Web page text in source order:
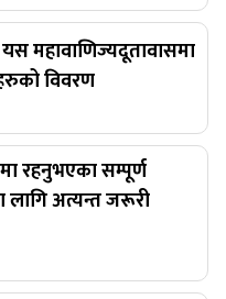
महावाणिज्यदूतावासमा
विवरण
रहनुभएका सम्पूर्ण
लागि अत्यन्त जरूरी